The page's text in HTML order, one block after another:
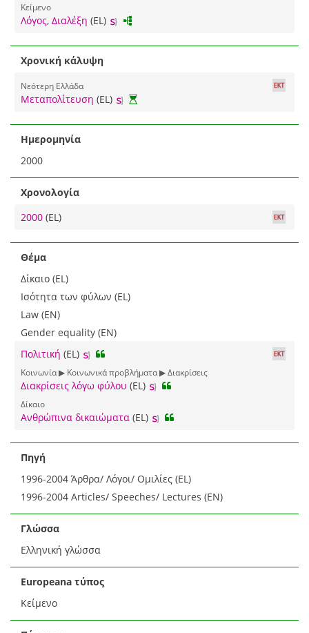
Κείμενο
Λόγος, Διαλέξη (EL)
Χρονική κάλυψη
Νεότερη Ελλάδα
Μεταπολίτευση (EL)
Ημερομηνία
2000
Χρονολογία
2000 (EL)
Θέμα
Δίκαιο (EL)
Ισότητα των φύλων (EL)
Law (EN)
Gender equality (EN)
Πολιτική (EL)
Κοινωνία ▶ Κοινωνικά προβλήματα ▶ Διακρίσεις
Διακρίσεις λόγω φύλου (EL)
Δίκαιο
Ανθρώπινα δικαιώματα (EL)
Πηγή
1996-2004 Άρθρα/ Λόγοι/ Ομιλίες (EL)
1996-2004 Articles/ Speeches/ Lectures (EN)
Γλώσσα
Ελληνική γλώσσα
Europeana τύπος
Κείμενο